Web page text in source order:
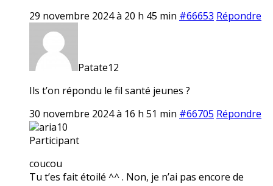
29 novembre 2024 à 20 h 45 min #66653 Répondre
Patate12
Ils t’on répondu le fil santé jeunes ?
30 novembre 2024 à 16 h 51 min #66705 Répondre
aria10
Participant
coucou
Tu t’es fait étoilé ^^ . Non, je n’ai pas encore de